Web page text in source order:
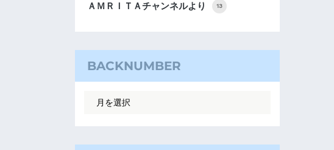
ＡＭＲＩＴＡチャンネルより 13
BACKNUMBER